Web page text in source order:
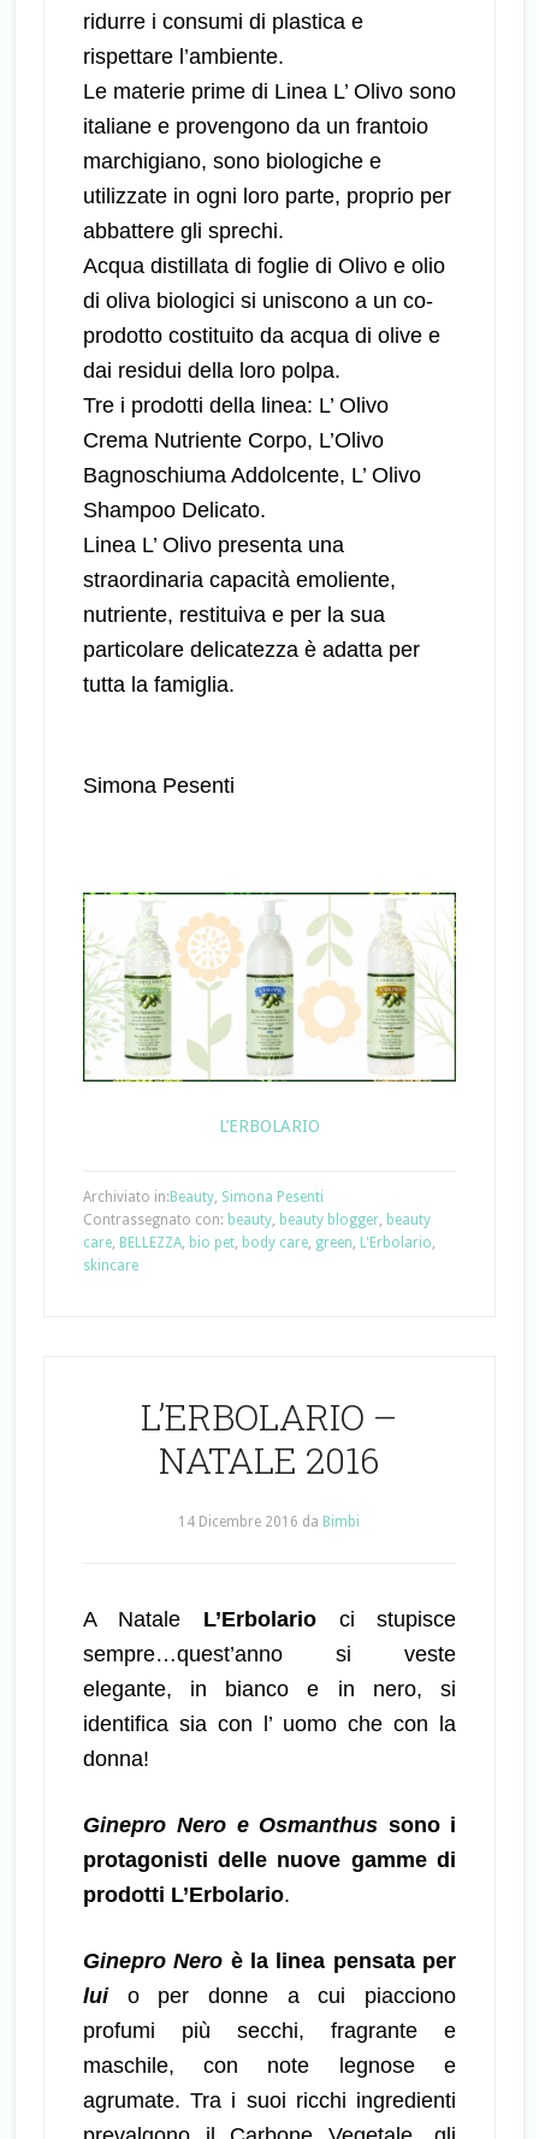
ridurre i consumi di plastica e
rispettare l’ambiente.
Le materie prime di Linea L’ Olivo sono
italiane e provengono da un frantoio
marchigiano, sono biologiche e
utilizzate in ogni loro parte, proprio per
abbattere gli sprechi.
Acqua distillata di foglie di Olivo e olio
di oliva biologici si uniscono a un co-
prodotto costituito da acqua di olive e
dai residui della loro polpa.
Tre i prodotti della linea: L’ Olivo
Crema Nutriente Corpo, L’Olivo
Bagnoschiuma Addolcente, L’ Olivo
Shampoo Delicato.
Linea L’ Olivo presenta una
straordinaria capacità emoliente,
nutriente, restituiva e per la sua
particolare delicatezza è adatta per
tutta la famiglia.
Simona Pesenti
L’ERBOLARIO
Archiviato in: Beauty, Simona Pesenti
Contrassegnato con: beauty, beauty blogger, beauty
care, BELLEZZA, bio pet, body care, green, L'Erbolario,
skincare
L’ERBOLARIO –
NATALE 2016
14 Dicembre 2016 da Bimbi
A Natale L’Erbolario ci stupisce
sempre…quest’anno si veste
elegante, in bianco e in nero, si
identifica sia con l’ uomo che con la
donna!
Ginepro Nero e Osmanthussono i
protagonisti delle nuove gamme di
prodotti L’Erbolario.
Ginepro Nero è la linea pensata per
lui o per donne a cui piacciono
profumi più secchi, fragrante e
maschile, con note legnose e
agrumate. Tra i suoi ricchi ingredienti